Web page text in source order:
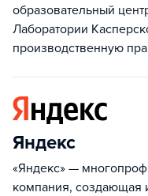
образовательный
Лаборатории
производственную
Яндекс
«Яндекс» —
компания, создающая